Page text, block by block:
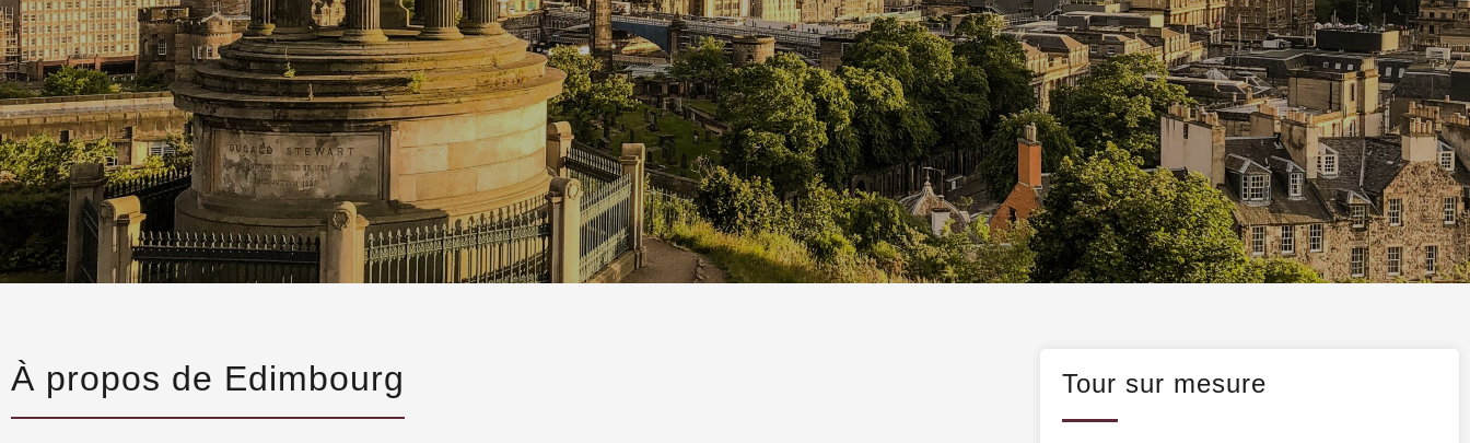
Zanzibar Norvège
Antilles
À propos de Edimbourg Tour sur mesure